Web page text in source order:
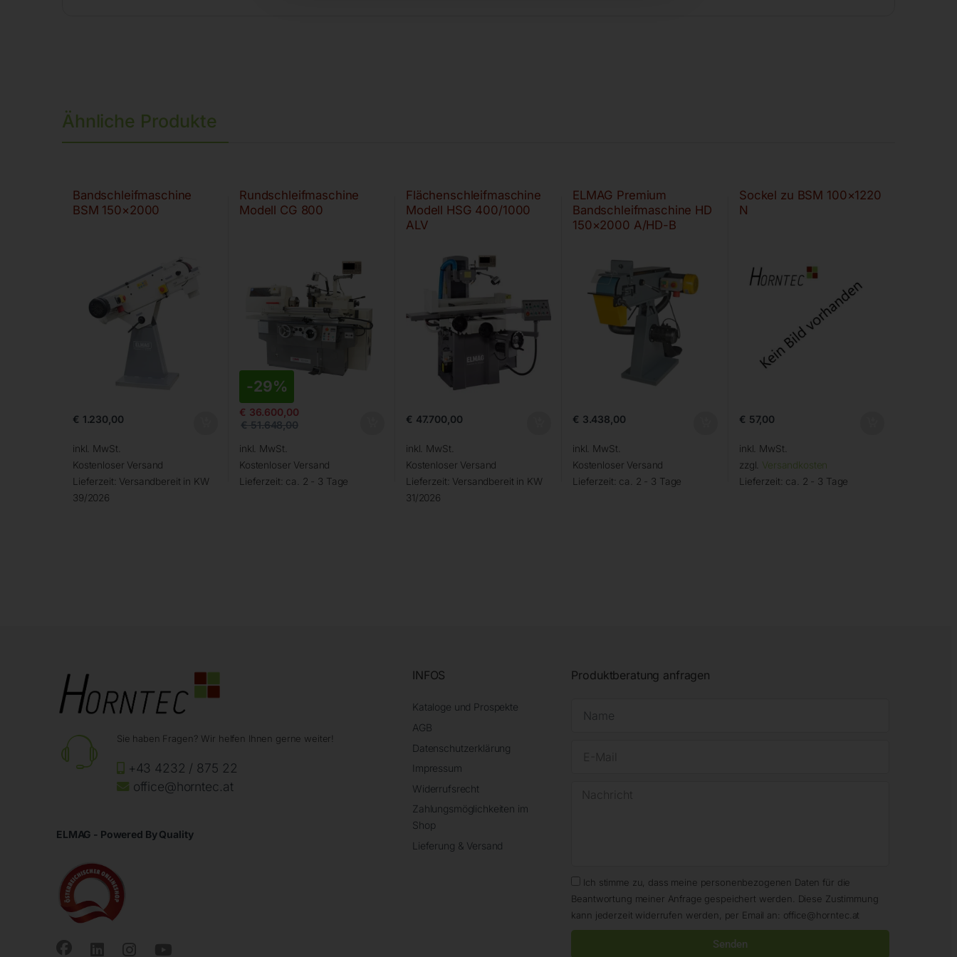
Ähnliche Produkte
Bandschleifmaschine
BSM 150×2000
€ 1.230,00
inkl. MwSt.
Kostenloser Versand
Lieferzeit: Versandbereit in KW
39/2026
Rundschleifmaschine
Modell CG 800
-29%
€ 36.600,00
€51.648,00
inkl. MwSt.
Kostenloser Versand
Lieferzeit: ca. 2 - 3 Tage
Flächenschleifmaschine
Modell HSG 400/1000
ALV
€ 47.700,00
inkl. MwSt.
Kostenloser Versand
Lieferzeit: Versandbereit in KW
31/2026
ELMAG Premium
Bandschleifmaschine HD
150×2000 A/HD-B
€ 3.438,00
inkl. MwSt.
Kostenloser Versand
Lieferzeit: ca. 2 - 3 Tage
Sockel zu BSM 100×1220
N
€ 57,00
inkl. MwSt.
zzgl. Versandkosten
Lieferzeit: ca. 2 - 3 Tage
Sie haben Fragen? Wir helfen Ihnen gerne weiter!
+43 4232 / 875 22
office@horntec.at
ELMAG - Powered By Quality
INFOS
Kataloge und Prospekte
AGB
Datenschutzerklärung
Impressum
Widerrufsrecht
Zahlungsmöglichkeiten im
Shop
Lieferung & Versand
Produktberatung anfragen
Ich stimme zu, dass meine personenbezogenen Daten für die
Beantwortung meiner Anfrage gespeichert werden. Diese Zustimmung
kann jederzeit widerrufen werden, per Email an: office@horntec.at
Senden